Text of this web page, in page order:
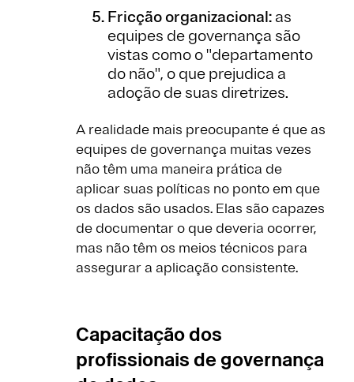
Fricção organizacional: as
equipes de governança são
vistas como o "departamento
do não", o que prejudica a
adoção de suas diretrizes.
A realidade mais preocupante é que as
equipes de governança muitas vezes
não têm uma maneira prática de
aplicar suas políticas no ponto em que
os dados são usados. Elas são capazes
de documentar o que deveria ocorrer,
mas não têm os meios técnicos para
assegurar a aplicação consistente.
Capacitação dos
profissionais de governança